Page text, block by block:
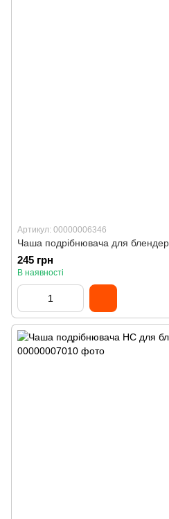
Артикул: 00000006346
Чаша подрібнювача для
245 грн
В наявності